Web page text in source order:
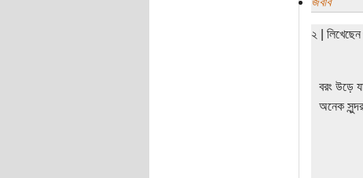
২ |
বরং উড়ে
অনেক